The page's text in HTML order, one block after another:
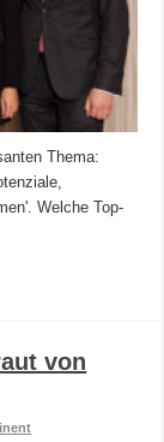
Thema:
Welche Top-
von